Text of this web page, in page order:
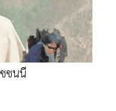
ชนนี